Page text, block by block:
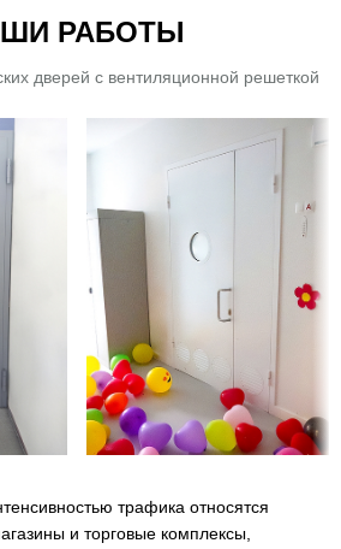
РАБОТЫ
дверей с вентиляционной решеткой
трафика относятся
и торговые комплексы,